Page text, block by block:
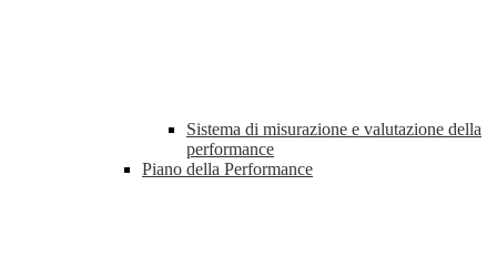
Sistema di misurazione e valutazione della
performance
Piano della Performance